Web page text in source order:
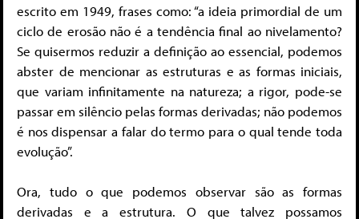
escrito em 1949, frases como: “a ideia primordial de um
ciclo de erosão não é a tendência final ao nivelamento?
Se quisermos reduzir a definição ao essencial, podemos
abster de mencionar as estruturas e as formas iniciais,
que variam infinitamente na natureza; a rigor, pode-se
passar em silêncio pelas formas derivadas; não podemos
é nos dispensar a falar do termo para o qual tende toda
evolução”.
Ora, tudo o que podemos observar são as formas
derivadas e a estrutura. O que talvez possamos